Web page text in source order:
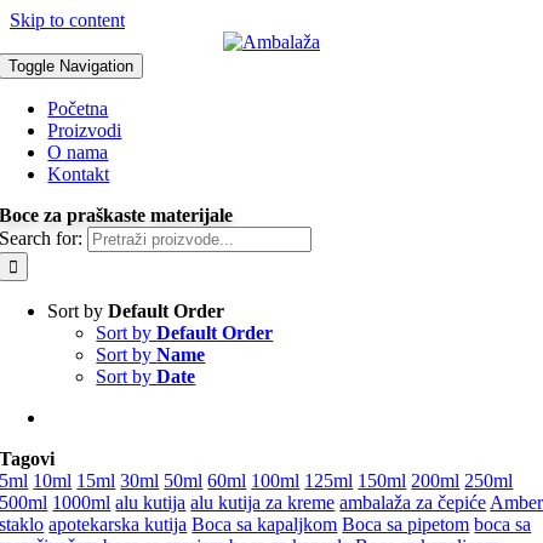
Skip to content
Toggle Navigation
Početna
Proizvodi
O nama
Kontakt
Boce za praškaste materijale
Search for:
Sort byDefault Order
Sort byDefault Order
Sort byName
Sort byDate
Tagovi
5ml 10ml 15ml 30ml 50ml 60ml 100ml 125ml 150ml 200ml 250ml
500ml 1000ml alu kutija alu kutija za kreme ambalaža za čepiće Amber
staklo apotekarska kutija Boca sa kapaljkom Boca sa pipetom boca sa